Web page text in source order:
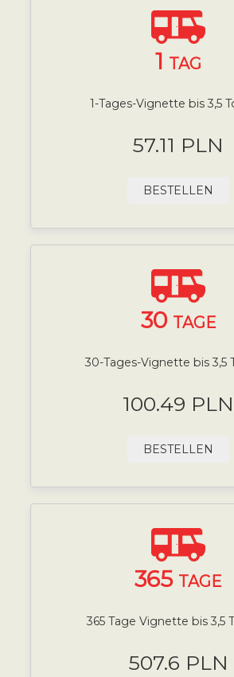
1 TAG
1-Tages-Vignette bis 3,5
57.11 PLN
BESTELLEN
30 TAGE
30-Tages-Vignette bis 3,5
100.49 PLN
BESTELLEN
365 TAGE
365 Tage Vignette bis 3,5
507.6 PLN